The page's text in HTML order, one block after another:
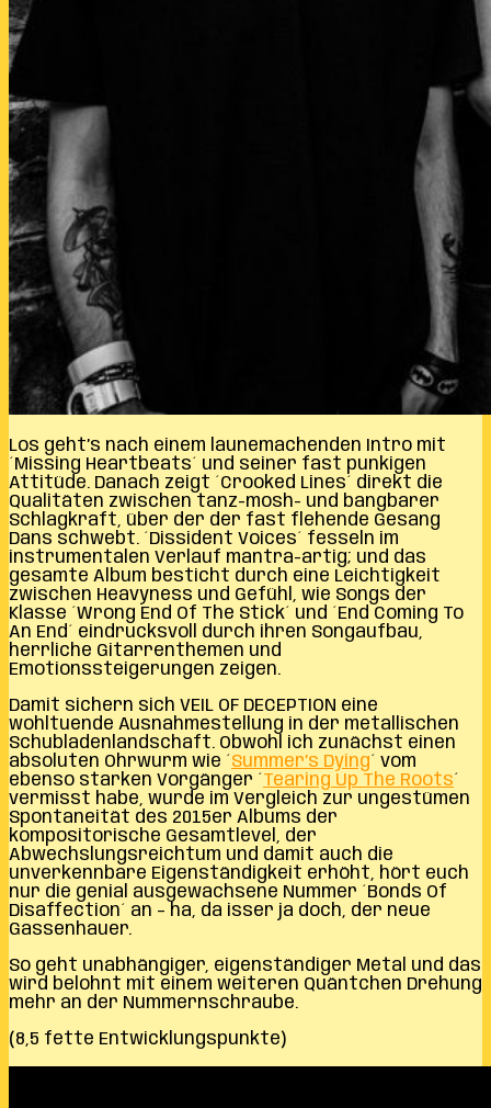
Los geht’s nach einem launemachenden Intro mit
´Missing Heartbeats´ und seiner fast punkigen
Attitüde. Danach zeigt ´Crooked Lines´ direkt die
Qualitäten zwischen tanz-mosh- und bangbarer
Schlagkraft, über der der fast flehende Gesang
Dans schwebt. ´Dissident Voices´ fesseln im
instrumentalen Verlauf mantra-artig; und das
gesamte Album besticht durch eine Leichtigkeit
zwischen Heavyness und Gefühl, wie Songs der
Klasse ´Wrong End Of The Stick´ und ´End Coming To
An End´ eindrucksvoll durch ihren Songaufbau,
herrliche Gitarrenthemen und
Emotionssteigerungen zeigen.
Damit sichern sich VEIL OF DECEPTION eine
wohltuende Ausnahmestellung in der metallischen
Schubladenlandschaft. Obwohl ich zunächst einen
absoluten Ohrwurm wie ´Summer’s Dying´ vom
ebenso starken Vorgänger ´Tearing Up The Roots´
vermisst habe, wurde im Vergleich zur ungestümen
Spontaneität des 2015er Albums der
kompositorische Gesamtlevel, der
Abwechslungsreichtum und damit auch die
unverkennbare Eigenständigkeit erhöht, hört euch
nur die genial ausgewachsene Nummer ´Bonds Of
Disaffection´ an – ha, da isser ja doch, der neue
Gassenhauer.
So geht unabhängiger, eigenständiger Metal und das
wird belohnt mit einem weiteren Quäntchen Drehung
mehr an der Nummernschraube.
(8,5 fette Entwicklungspunkte)